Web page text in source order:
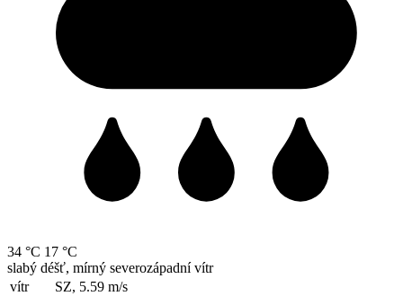
34 °C 17 °C
slabý déšť, mírný severozápadní vítr
vítr
SZ, 5.59 m/s